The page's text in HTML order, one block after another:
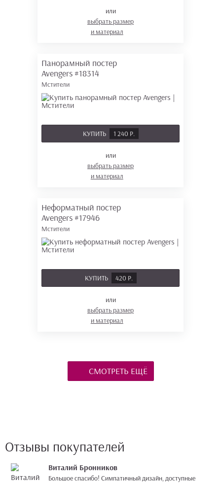
или
выбрать размер
и материал
Панорамный постер
Avengers #18314
Мстители
КУПИТЬ 1 240 Р.
или
выбрать размер
и материал
Неформатный постер
Avengers #17946
Мстители
КУПИТЬ 420 Р.
или
выбрать размер
и материал
СМОТРЕТЬ ЕЩЁ
Отзывы покупателей
Виталий Бронников
Большое спасибо! Симпатичный дизайн, доступные